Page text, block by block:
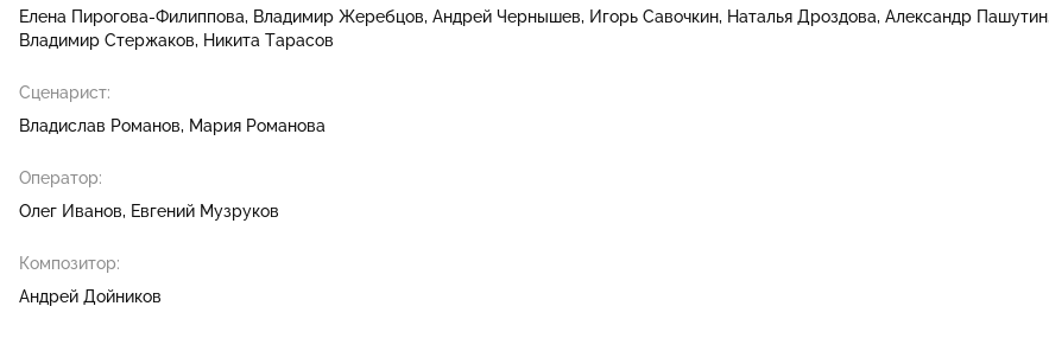
Елена Пирогова-Филиппова
Владимир Жеребцов Андрей Чернышев Игорь Савочкин Наталья Дроздова Александр Пашутин
Владимир Стержаков
Никита Тарасов
Сценарист:
Владислав Романов
Мария Романова
Оператор:
Олег Иванов
Евгений Музруков
Композитор:
Андрей Дойников